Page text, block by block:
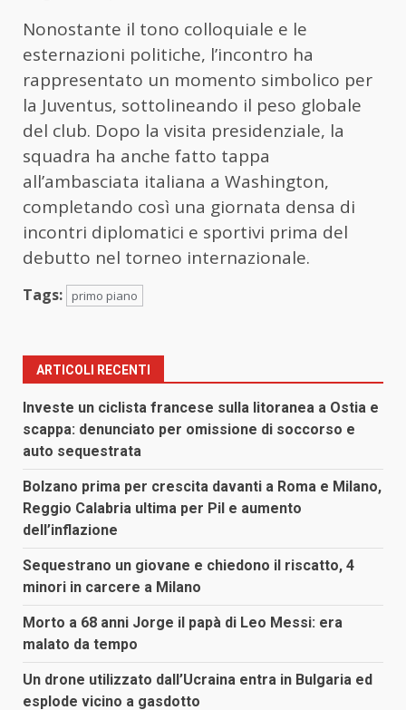
Nonostante il tono colloquiale e le
esternazioni politiche, l’incontro ha
rappresentato un momento simbolico per
la Juventus, sottolineando il peso globale
del club. Dopo la visita presidenziale, la
squadra ha anche fatto tappa
all’ambasciata italiana a Washington,
completando così una giornata densa di
incontri diplomatici e sportivi prima del
debutto nel torneo internazionale.
Tags: primo piano
ARTICOLI RECENTI
Investe un ciclista francese sulla litoranea a Ostia e
scappa: denunciato per omissione di soccorso e
auto sequestrata
Bolzano prima per crescita davanti a Roma e Milano,
Reggio Calabria ultima per Pil e aumento
dell’inflazione
Sequestrano un giovane e chiedono il riscatto, 4
minori in carcere a Milano
Morto a 68 anni Jorge il papà di Leo Messi: era
malato da tempo
Un drone utilizzato dall’Ucraina entra in Bulgaria ed
esplode vicino a gasdotto